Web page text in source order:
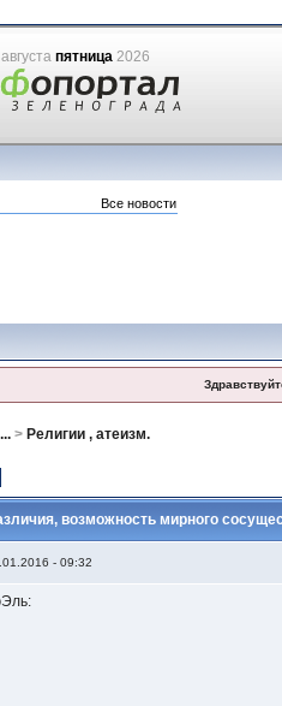
пятница2026
> Религии , атеизм.
возможность мирного
- 09:32